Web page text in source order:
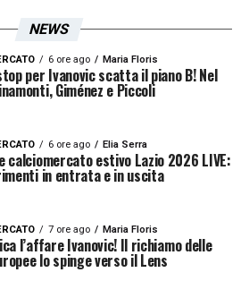
NEWS
6 ore ago Maria Floris
per Ivanovic scatta il piano B! Nel
Giménez e Piccoli
6 ore ago Elia Serra
calciomercato estivo Lazio 2026 LIVE:
in entrata e in uscita
7 ore ago Maria Floris
l’affare Ivanovic! Il richiamo delle
lo spinge verso il Lens